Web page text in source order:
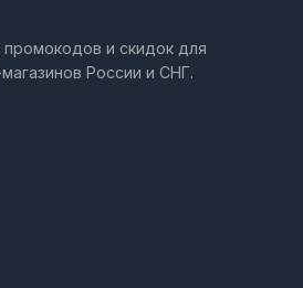
промокодов и скидок для
России и СНГ.